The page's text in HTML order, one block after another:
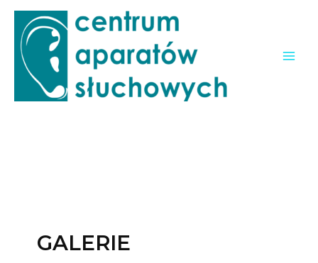
Skip
content
GALERIE